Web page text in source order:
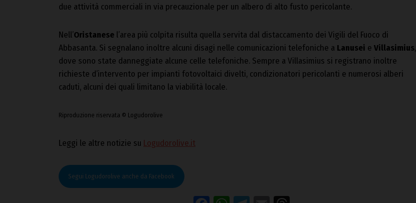
due attività commerciali in via precauzionale per un albero di alto fusto pericolante.
Nell’Oristanese l’area più colpita risulta quella servita dal distaccamento dei Vigili del Fuoco di
Abbasanta. Si segnalano inoltre alcuni disagi nelle comunicazioni telefoniche a Lanusei e Villasimius,
dove sono state danneggiate alcune celle telefoniche. Sempre a Villasimius si registrano inoltre
richieste d’intervento per impianti fotovoltaici divelti, condizionatori pericolanti e numerosi alberi
caduti, alcuni dei quali limitano la viabilità locale.
Riproduzione riservata © Logudorolive
Leggi le altre notizie su Logudorolive.it
Segui Logudorolive anche da Facebook